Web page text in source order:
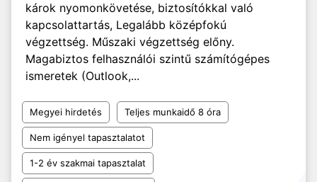
károk nyomonkövetése, biztosítókkal való
kapcsolattartás, Legalább középfokú
végzettség. Műszaki végzettség előny.
Magabiztos felhasználói szintű számítógépes
ismeretek (Outlook,...
Megyei hirdetés Teljes munkaidő 8 óra
Nem igényel tapasztalatot
1-2 év szakmai tapasztalat